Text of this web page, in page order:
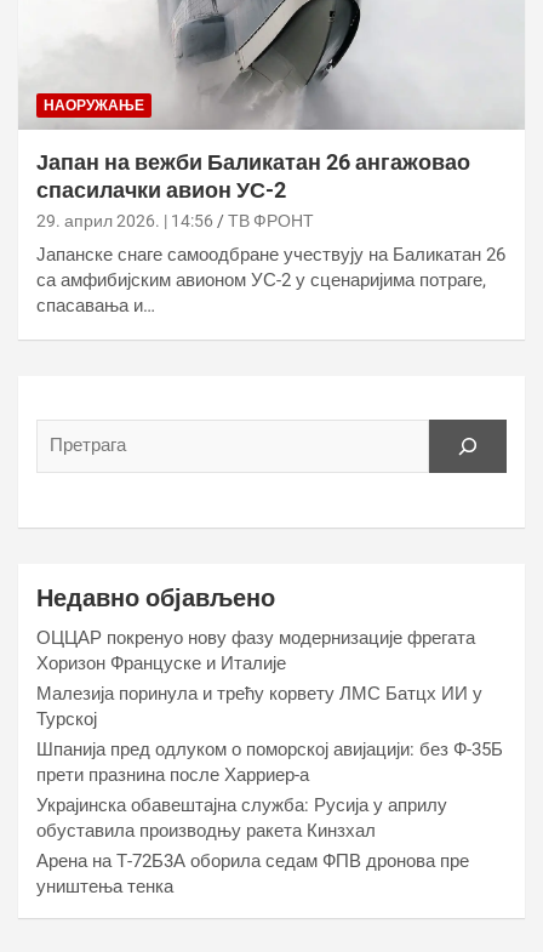
НАОРУЖАЊЕ
Јапан на вежби Баликатан 26 ангажовао
спасилачки авион УС-2
29. април 2026. | 14:56 ТВ ФРОНТ
Јапанске снаге самоодбране учествују на Баликатан 26
са амфибијским авионом УС-2 у сценаријима потраге,
спасавања и…
Недавно објављено
ОЦЦАР покренуо нову фазу модернизације фрегата
Хоризон Француске и Италије
Малезија поринула и трећу корвету ЛМС Батцх ИИ у
Турској
Шпанија пред одлуком о поморској авијацији: без Ф-35Б
прети празнина после Харриер-а
Украјинска обавештајна служба: Русија у априлу
обуставила производњу ракета Кинзхал
Арена на Т-72Б3А оборила седам ФПВ дронова пре
уништења тенка